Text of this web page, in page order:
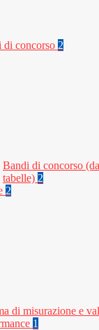
di concorso 2
Bandi di concorso
tabelle) 2
2
di misurazione e
1